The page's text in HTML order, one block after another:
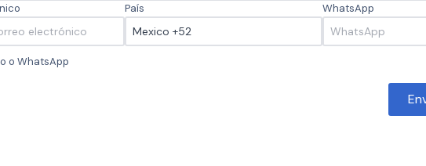
País WhatsApp
o WhatsApp